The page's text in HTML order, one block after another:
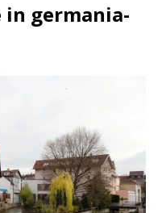
germania-